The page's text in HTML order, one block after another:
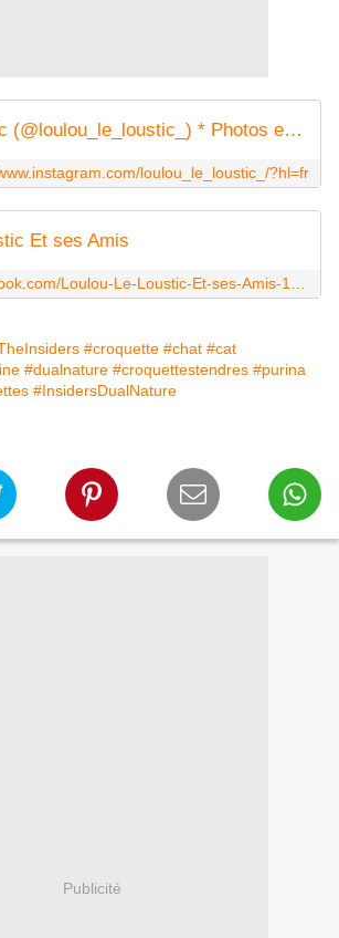
loulou le loustic (@loulou_le_loustic_) * Photos et vidéos Instagram
loulou_le_loustic_/?hl=fr
Et ses Amis
#croquette #chat #cat
#dualnature #croquettestendres #purina
#InsidersDualNature
Publicité